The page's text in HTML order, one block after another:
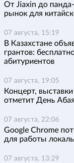
От Jiaxin до
рынок для
07 августа, 15:19
В Казахстане
грантов:
абитуриентов
07 августа, 19:05
Концерт,
отметит День Абая
07 августа, 22:06
Google Chrome
для работы
07 августа, 13:29